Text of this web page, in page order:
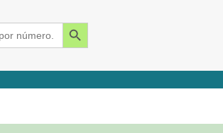
Search Button